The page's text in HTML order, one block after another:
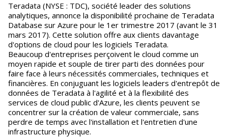
Teradata (NYSE : TDC), société leader des solutions
analytiques, annonce la disponibilité prochaine de Teradata
Database sur Azure pour le 1er trimestre 2017 (avant le 31
mars 2017). Cette solution offre aux clients davantage
d'options de cloud pour les logiciels Teradata.
Beaucoup d'entreprises perçoivent le cloud comme un
moyen rapide et souple de tirer parti des données pour
faire face à leurs nécessités commerciales, techniques et
financières. En conjuguant les logiciels leaders d'entrepôt de
données de Teradata à l'agilité et à la flexibilité des
services de cloud public d'Azure, les clients peuvent se
concentrer sur la création de valeur commerciale, sans
perdre de temps avec l'installation et l'entretien d'une
infrastructure physique.